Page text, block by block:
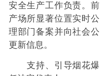
安全生产工作负责。
产场所显著位置实时
理部门备案并向社会
更新信息。
支持、引导烟花爆